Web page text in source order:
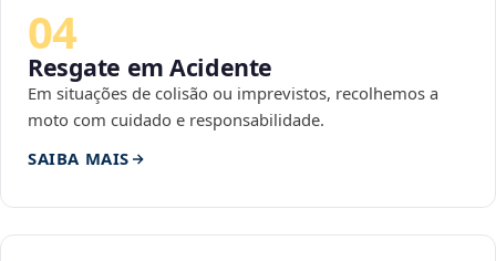
04
Resgate em Acidente
Em situações de colisão ou imprevistos, recolhemos a
moto com cuidado e responsabilidade.
SAIBA MAIS